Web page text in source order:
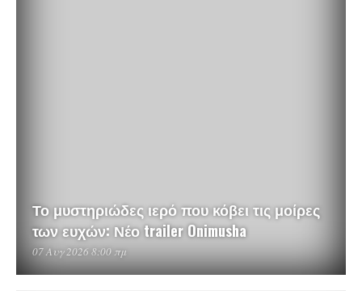
Το μυστηριώδες ιερό που κόβει τις μοίρες
των ευχών: Νέο trailer Onimusha
07 Αυγ 2026 8:00 πμ